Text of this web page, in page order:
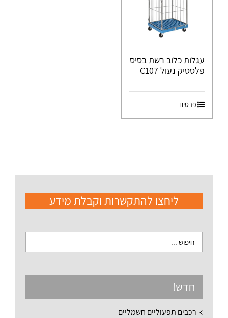
עגלות כלוב רשת בסיס
פלסטיק נעול C107
פרטים
ליחצו להתקשרות וקבלת מידע
חדש!
רכבים תפעוליים חשמליים